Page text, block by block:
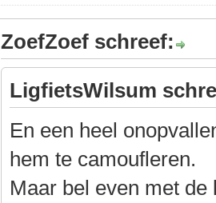
ZoefZoef schreef:
LigfietsWilsum
En een heel
hem te camoufleren.
Maar bel even met